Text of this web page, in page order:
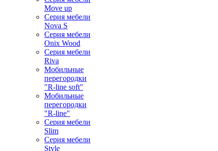
Move up
Серия мебели
Nova S
Серия мебели
Onix Wood
Серия мебели
Riva
Мобильные
перегородки
"R-line soft"
Мобильные
перегородки
"R-line"
Серия мебели
Slim
Серия мебели
Style